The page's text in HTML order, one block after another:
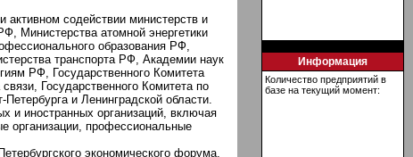
активном содействии министерств и
Министерства атомной энергетики
образования РФ,
транспорта PФ, Академии наук
РФ, Государственного Комитета
Государственного Комитета по
и Ленинградской области.
и иностранных организаций, включая
организации, профессиональные
экономического форума,
Информация
Количество предприятий в
базе на текущий момент: